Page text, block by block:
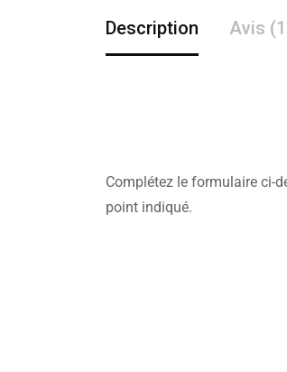
Description Avis
Complétez le formulaire ci-
point indiqué.